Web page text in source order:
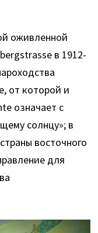
оживленной
в 1912-
от которой и
означает с
солнцу»; в
восточного
для